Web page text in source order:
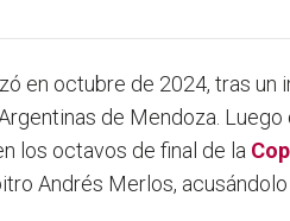
en octubre de 2024, tras un
de Mendoza. Luego
los octavos de final de la
Andrés Merlos,